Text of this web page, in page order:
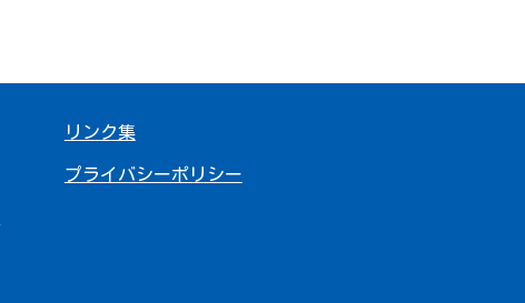
リンク集
プライバシーポリシー